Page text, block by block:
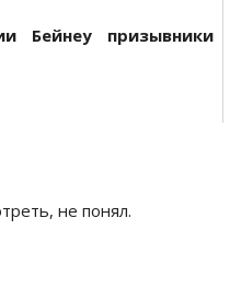
Бейнеу призывники
не понял.